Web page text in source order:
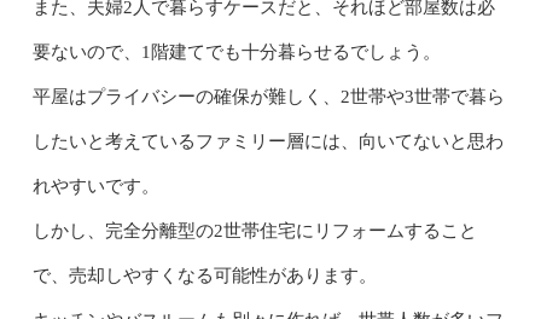
また、夫婦2人で暮らすケースだと、それほど部屋数は必
要ないので、1階建てでも十分暮らせるでしょう。
平屋はプライバシーの確保が難しく、2世帯や3世帯で暮ら
したいと考えているファミリー層には、向いてないと思わ
れやすいです。
しかし、完全分離型の2世帯住宅にリフォームすること
で、売却しやすくなる可能性があります。